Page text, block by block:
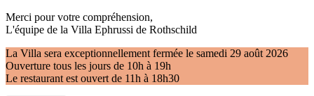
Merci pour votre compréhension,
L'équipe de la Villa Ephrussi de Rothschild
La Villa sera exceptionnellement fermée le samedi 29 août 2026
Ouverture tous les jours de 10h à 19h
Le restaurant est ouvert de 11h à 18h30